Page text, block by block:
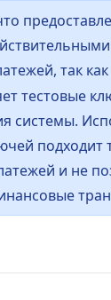
так как
тестовые
системы.
подходит
и не